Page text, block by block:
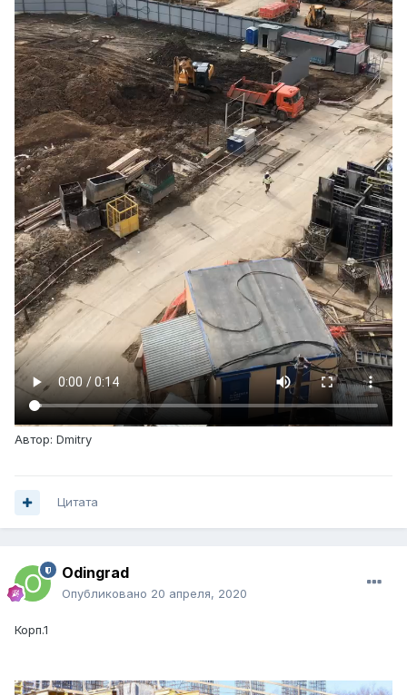
Автор: Dmitry
Цитата
Odingrad
Опубликовано 20 апреля, 2020
Корп.1